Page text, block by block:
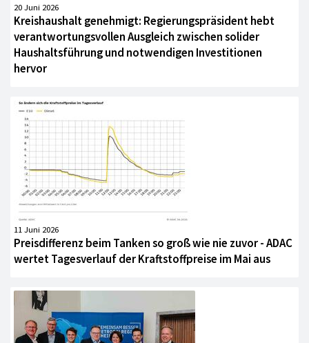
20 Juni 2026
Kreishaushalt genehmigt: Regierungspräsident hebt
verantwortungsvollen Ausgleich zwischen solider
Haushaltsführung und notwendigen Investitionen
hervor
11 Juni 2026
Preisdifferenz beim Tanken so groß wie nie zuvor - ADAC
wertet Tagesverlauf der Kraftstoffpreise im Mai aus